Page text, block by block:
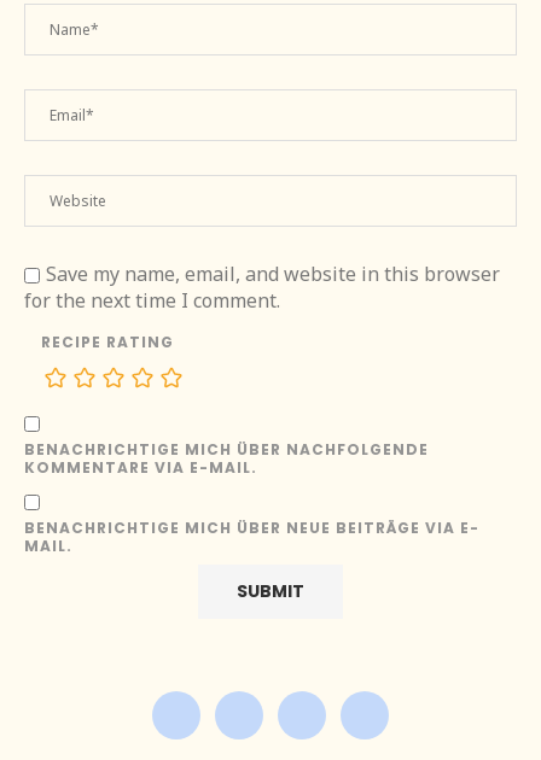
Save my name, email, and website in this browser
for the next time I comment.
RECIPE RATING
BENACHRICHTIGE MICH ÜBER NACHFOLGENDE
KOMMENTARE VIA E-MAIL.
BENACHRICHTIGE MICH ÜBER NEUE BEITRÄGE VIA E-
MAIL.